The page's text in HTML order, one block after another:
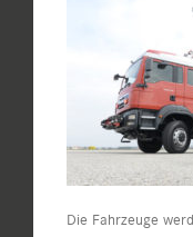
Die Fahrzeuge